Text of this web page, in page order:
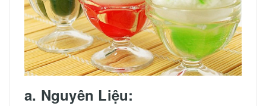
a. Nguyên Liệu: